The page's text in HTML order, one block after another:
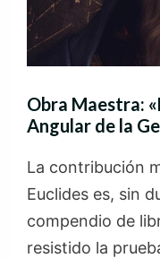
Obra Maestra:
Angular de la
La contribución
Euclides es, sin
compendio de
resistido la